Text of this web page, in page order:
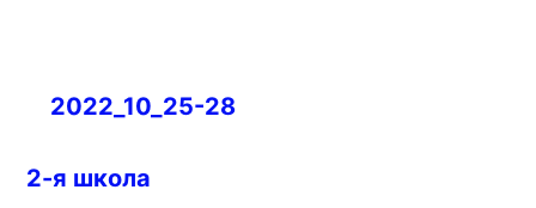
Навигация
записям
2022_10_25-28
2-я школа